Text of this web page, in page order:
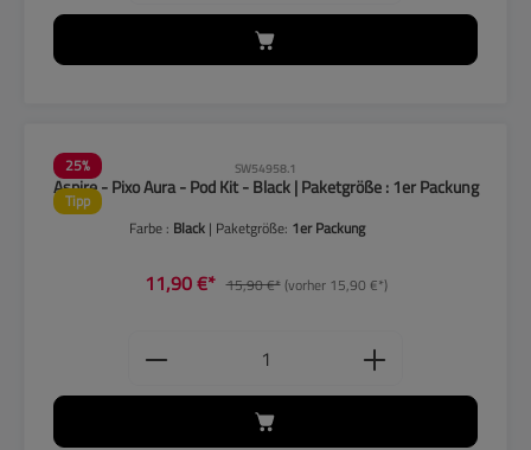
25%
Tipp
SW54958.1
Aspire - Pixo Aura - Pod Kit - Black | Paketgröße : 1er Packung
Farbe : Black | Paketgröße: 1er Packung
11,90 €* 15,90 €*(vorher 15,90 €*)
Produkt Anzahl: Gib den